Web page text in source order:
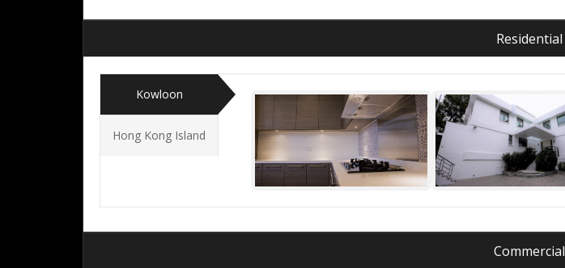
Residential
Kowloon
Hong Kong Island Kadoorie-Hill Kadoorie-Hill
Commercial